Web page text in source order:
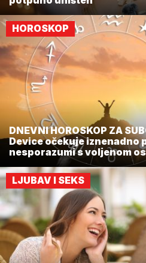
HOROSKOP
DNEVNI HOROSKOP ZA
Device očekuje iznenadno
nesporazumi s voljenom
LJUBAV I SEKS